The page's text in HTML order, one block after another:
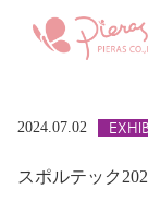
2024.07.02
スポルテック